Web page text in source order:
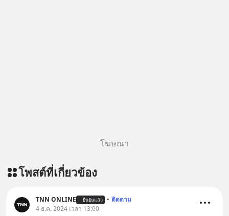
โฆษณา
โพสต์ที่เกี่ยวข้อง
TNN ONLINE ยืนยันแล้ว • ติดตาม
4 ธ.ค. 2024 เวลา 13:00